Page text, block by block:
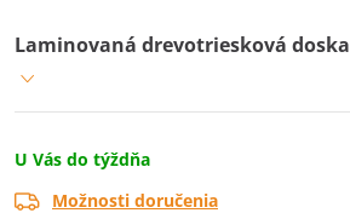
Laminovaná drevotriesková doska
U Vás do týždňa
Možnosti doručenia